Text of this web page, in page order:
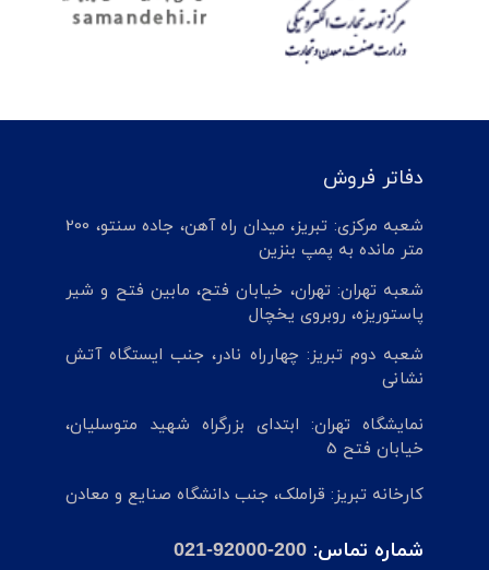
دفاتر فروش
شعبه مرکزی: تبریز، میدان راه آهن، جاده سنتو، 200
متر مانده به پمپ بنزین
شعبه تهران: تهران، خیابان فتح، مابین فتح و شیر
پاستوریزه، روبروی یخچال
شعبه دوم تبریز: چهارراه نادر، جنب ایستگاه آتش
نشانی
نمایشگاه تهران: ابتدای بزرگراه شهید متوسلیان،
خیابان فتح 5
کارخانه تبریز: قراملک، جنب دانشگاه صنایع و معادن
شماره تماس: 021-92000-200